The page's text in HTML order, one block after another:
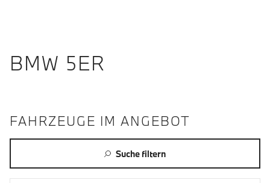
BMW 5ER
FAHRZEUGE IM ANGEBOT
Suche filtern